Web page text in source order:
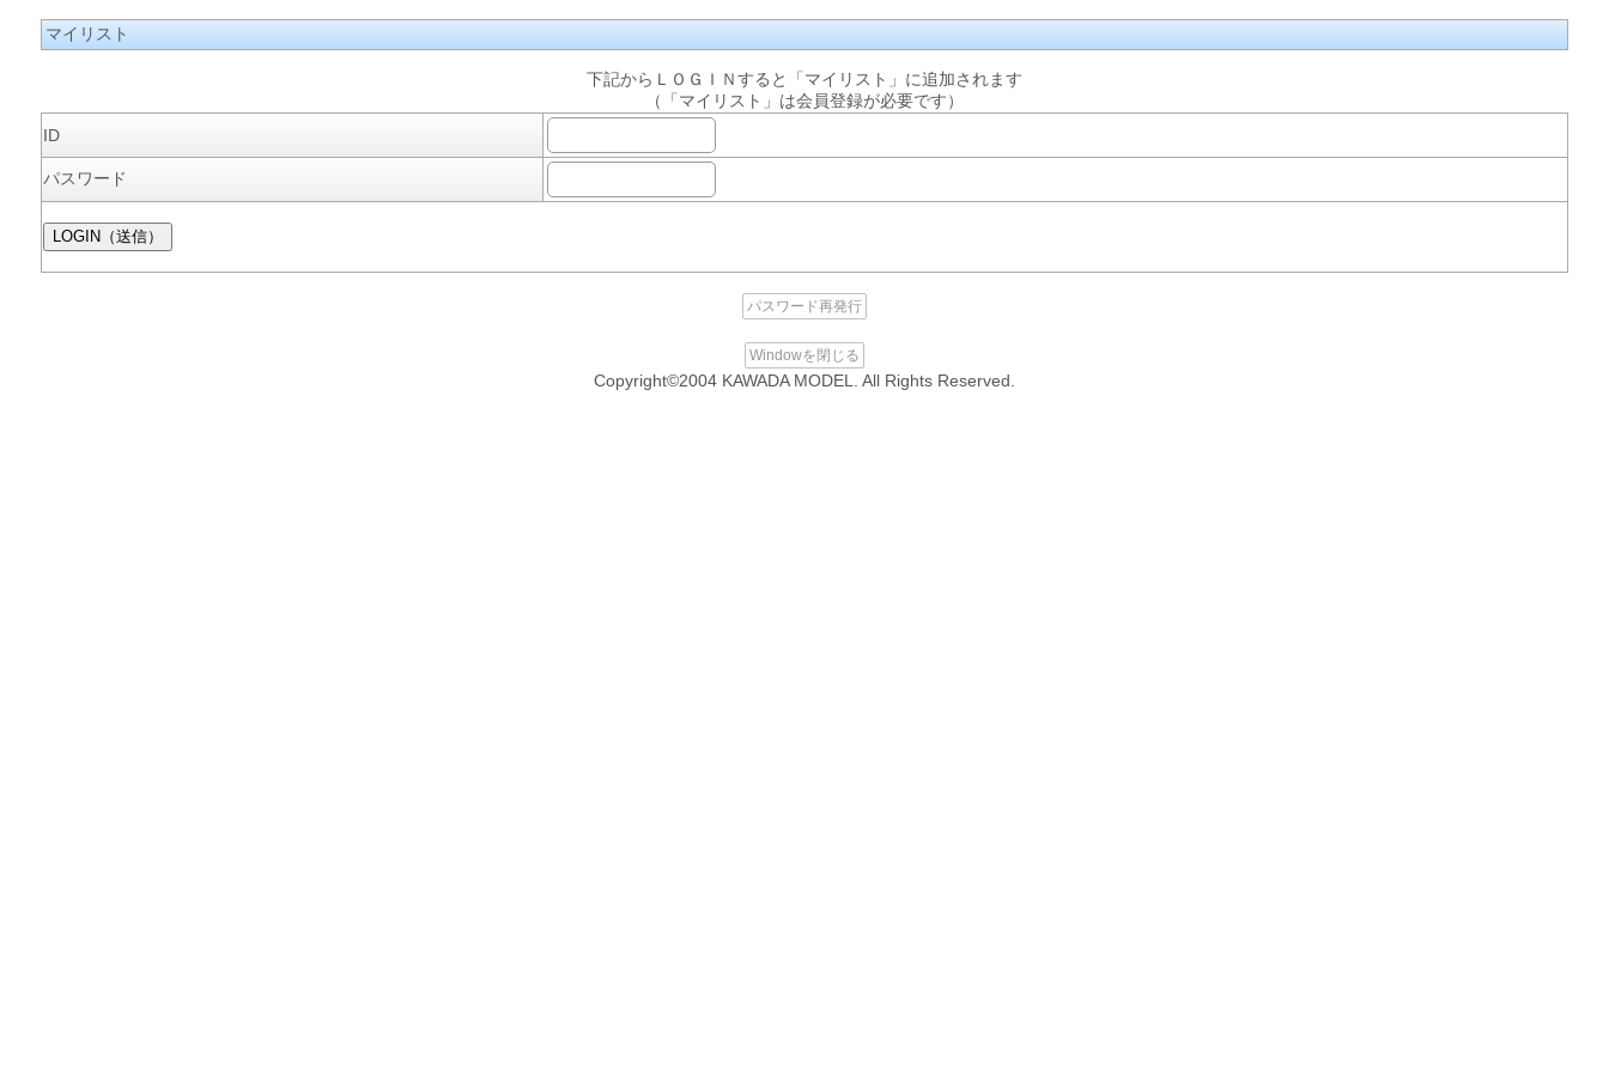
マイリスト
下記からＬＯＧＩＮすると「マイリスト」に追加されます
（「マイリスト」は会員登録が必要です）
ID
パスワード
パスワード再発行
Windowを閉じる
Copyright©2004 KAWADA MODEL. All Rights Reserved.